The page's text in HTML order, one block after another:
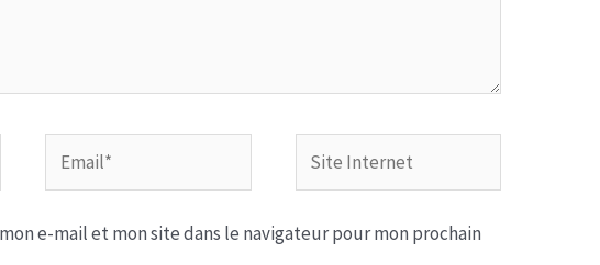
Internet
e-mail et mon site dans le navigateur pour mon prochain